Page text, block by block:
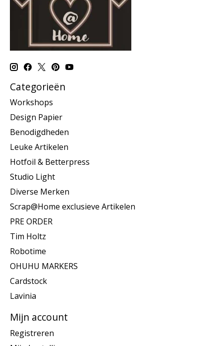
Categorieën
Workshops
Design Papier
Benodigdheden
Leuke Artikelen
Hotfoil & Betterpress
Studio Light
Diverse Merken
Scrap@Home exclusieve Artikelen
PRE ORDER
Tim Holtz
Robotime
OHUHU MARKERS
Cardstock
Lavinia
Mijn account
Registreren